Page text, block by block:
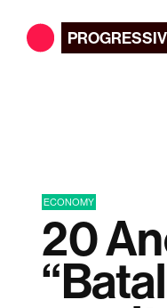
ECONOMY
20